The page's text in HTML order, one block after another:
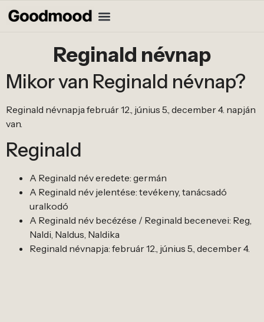
Reginald névnap
Mikor van Reginald névnap?
Reginald névnapja február 12., június 5., december 4. napján
van.
Reginald
A Reginald név eredete: germán
A Reginald név jelentése: tevékeny, tanácsadó
uralkodó
A Reginald név becézése / Reginald becenevei: Reg,
Naldi, Naldus, Naldika
Reginald névnapja: február 12., június 5., december 4.